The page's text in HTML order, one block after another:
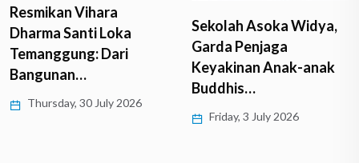
Resmikan Vihara
Dharma Santi Loka
Temanggung: Dari
Bangunan…
Thursday, 30 July 2026
Sekolah Asoka Widya,
Garda Penjaga
Keyakinan Anak-anak
Buddhis…
Friday, 3 July 2026